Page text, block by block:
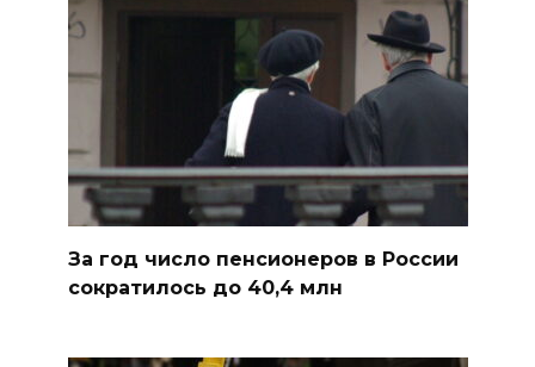
За год число пенсионеров в России
сократилось до 40,4 млн